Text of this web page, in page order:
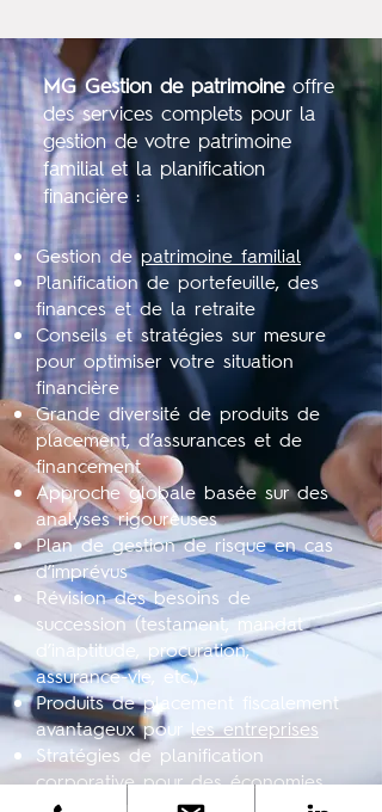
MG Gestion de patrimoineoffre
des services complets pour la
gestion de votre patrimoine
familial et la planification
financière :
Gestion depatrimoine familial
Planification de portefeuille, des
finances et de la retraite
Conseils et stratégies sur mesure
pour optimiser votre situation
financière
Grande diversité de produits de
placement, d’assurances et de
financement
Approche globale basée sur des
analyses rigoureuses
Plan de gestion de risque en cas
d’imprévus
Révision des besoins de
succession (testament, mandat
d’inaptitude, procuration,
assurance-vie, etc.)
Produits de placement fiscalement
avantageux pour les entreprises
Stratégies de planification
corporative pour des économies
d’impôts substantielles